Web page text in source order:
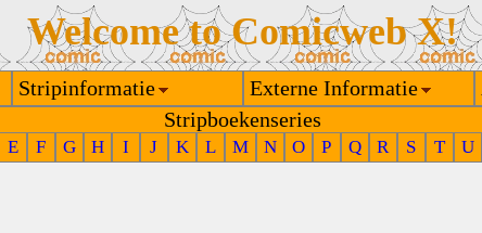
Welcome to Comicweb X!
Stripinformatie Externe Informatie
Stripboekenseries
E F G H I J K L M N O P Q R S T U